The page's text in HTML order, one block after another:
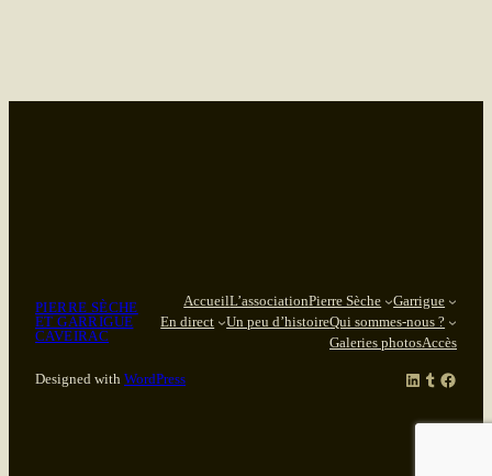
PIERRE SÈCHE
ET GARRIGUE
CAVEIRAC
AccueilL’associationPierre Sèche
Garrigue
En direct
Un peu d’histoireQui sommes-nous ?
Galeries photosAccès
Designed with WordPress LinkedIn Facebook